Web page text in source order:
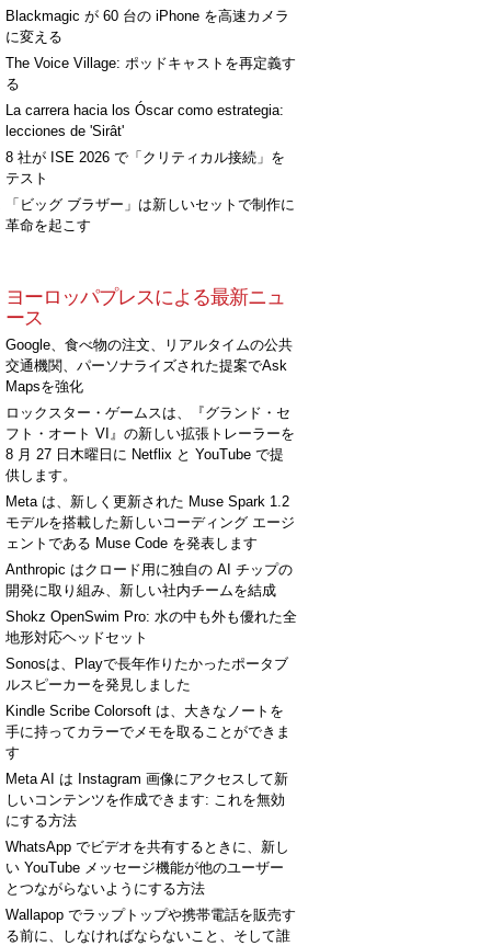
Blackmagic が 60 台の iPhone を高速カメラ
に変える
The Voice Village: ポッドキャストを再定義す
る
La carrera hacia los Óscar como estrategia:
lecciones de 'Sirât'
8 社が ISE 2026 で「クリティカル接続」を
テスト
「ビッグ ブラザー」は新しいセットで制作に
革命を起こす
ヨーロッパプレスによる最新ニュ
ース
Google、食べ物の注文、リアルタイムの公共
交通機関、パーソナライズされた提案でAsk
Mapsを強化
ロックスター・ゲームスは、『グランド・セ
フト・オート VI』の新しい拡張トレーラーを
8 月 27 日木曜日に Netflix と YouTube で提
供します。
Meta は、新しく更新された Muse Spark 1.2
モデルを搭載した新しいコーディング エージ
ェントである Muse Code を発表します
Anthropic はクロード用に独自の AI チップの
開発に取り組み、新しい社内チームを結成
Shokz OpenSwim Pro: 水の中も外も優れた全
地形対応ヘッドセット
Sonosは、Playで長年作りたかったポータブ
ルスピーカーを発見しました
Kindle Scribe Colorsoft は、大きなノートを
手に持ってカラーでメモを取ることができま
す
Meta AI は Instagram 画像にアクセスして新
しいコンテンツを作成できます: これを無効
にする方法
WhatsApp でビデオを共有するときに、新し
い YouTube メッセージ機能が他のユーザー
とつながらないようにする方法
Wallapop でラップトップや携帯電話を販売す
る前に、しなければならないこと、そして誰